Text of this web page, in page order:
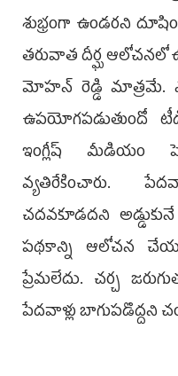
శుభ్రంగా ఉండరని
తరువాత దీర్ఘ ఆలోచనలో
మోహన్‌ రెడ్డి మాత్రమే.
ఉపయోగపడుతుందో
ఇంగ్లీష్‌ మీడియం
వ్యతిరేకించారు.
చదవకూడదని
పథకాన్ని ఆలోచన
ప్రేమలేదు. చర్చ
పేదవాళ్లు బాగుపడొద్దని